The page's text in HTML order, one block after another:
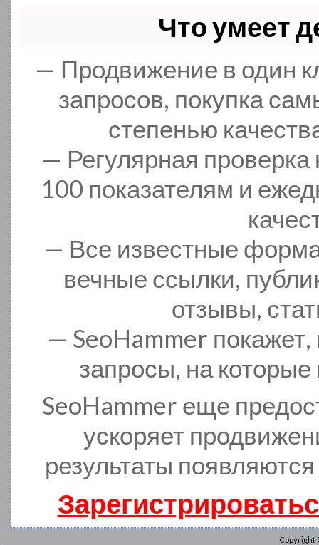
Что умеет
— Продвижение в один
запросов, покупка
степенью
— Регулярная
100 показателям и
— Все известные
вечные ссылки,
отзывы,
— SeoHammer покажет,
запросы, на
SeoHammer еще
ускоряет
результаты
Copyright